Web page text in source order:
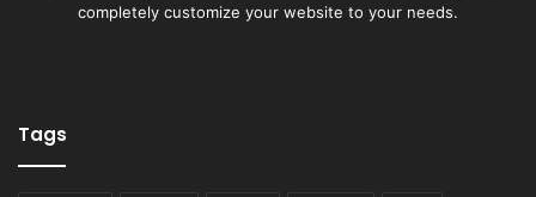
completely customize your website to your needs.
Tags